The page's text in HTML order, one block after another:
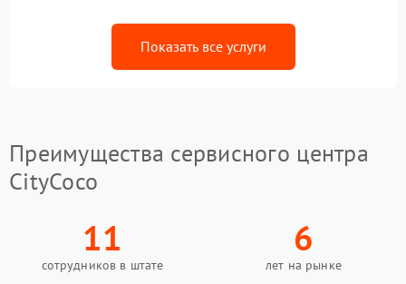
Показать все услуги
Преимущества сервисного центра
CityCoco
11
сотрудников в штате
6
лет на рынке